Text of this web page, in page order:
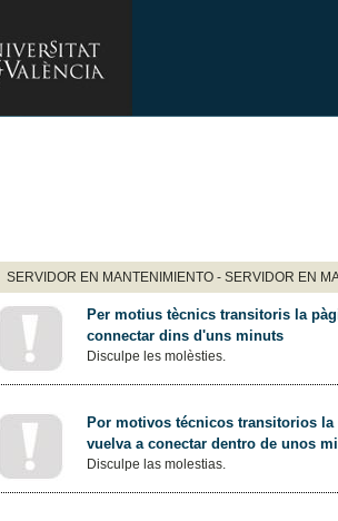
SERVIDOR EN MANTENIMIENTO - SERVIDOR EN
Per motius tècnics transitoris la
connectar dins d'uns minuts
Disculpe les molèsties.
Por motivos técnicos transitorios
vuelva a conectar dentro de unos
Disculpe las molestias.